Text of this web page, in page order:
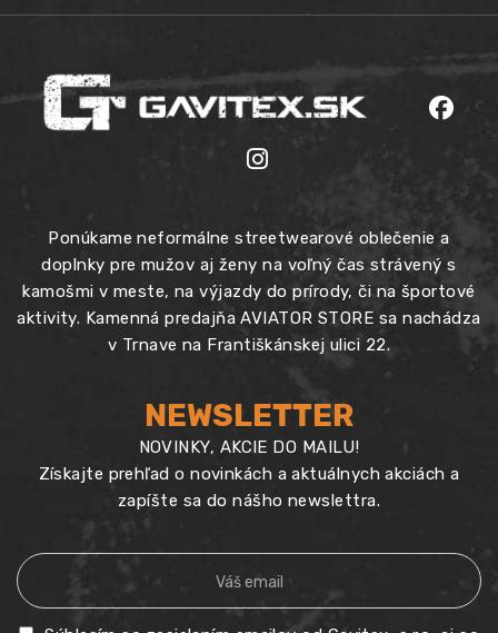
Ponúkame neformálne streetwearové oblečenie a
doplnky pre mužov aj ženy na voľný čas strávený s
kamošmi v meste, na výjazdy do prírody, či na športové
aktivity. Kamenná predajňa AVIATOR STORE sa nachádza
v Trnave na Františkánskej ulici 22.
NEWSLETTER
NOVINKY, AKCIE DO MAILU!
Získajte prehľad o novinkách a aktuálnych akciách a
zapíšte sa do nášho newslettra.